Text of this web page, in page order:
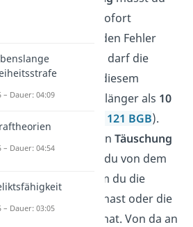
das Rechtsgeschäft sofort
anfechten, wenn du den Fehler
Außerdem darf die
zu diesem
noch nicht länger als 10
§ 121 BGB).
Bei Anfechtung wegenTäuschung
gehst du von dem
Zeitpunkt aus, zu dem du die
Täuschung entdeckt hast oder die
Bedrohung geendet hat. Von da an
– Dauer: 04:09
– Dauer: 04:54
– Dauer: 03:05